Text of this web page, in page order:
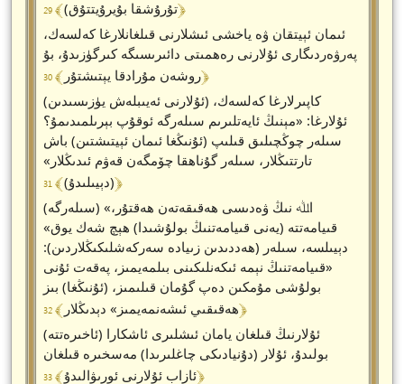
تۇرۇشقا بۇيرۇيتتۇق)﴾ 29 ﴿
ئىمان ئېيتقان ۋە ياخشى ئىشلارنى قىلغانلارغا كەلسەك،
پەرۋەردىگارى ئۇلارنى رەھمىتى دائىرىسىگە كىرگۈزىدۇ، بۇ
روشەن مۇرادقا يېتىشتۇر﴾ 30 ﴿
كاپىرلارغا كەلسەك، (ئۇلارنى ئەيىبلەش يۈزىسىدىن)
ئۇلارغا: «مېنىڭ ئايەتلىرىم سىلەرگە ئوقۇپ بېرىلمىدىمۇ؟
سىلەر چوڭچىلىق قىلىپ (ئۇنىڭغا ئىمان ئېيتىشتىن) باش
تارتتىڭلار، سىلەر گۇناھقا چۆمگەن قەۋم ئىدىڭلار»
(دېيىلىدۇ)﴾ 31 ﴿
(سىلەرگە) «اﷲ نىڭ ۋەدىسى ھەقىقەتەن ھەقتۇر،
قىيامەتتە (يەنى قىيامەتنىڭ بولۇشىدا) ھېچ شەك يوق»
دېيىلسە، سىلەر (ھەددىدىن زىيادە سەركەشلىكىڭلاردىن):
«قىيامەتنىڭ نېمە ئىكەنلىكىنى بىلمەيمىز، پەقەت ئۇنى
بولۇشى مۇمكىن دەپ گۇمان قىلىمىز، (ئۇنىڭغا) بىز
ھەقىقىي ئىشەنمەيمىز» دېدىڭلار﴾ 32 ﴿
(ئاخىرەتتە) ئۇلارنىڭ قىلغان يامان ئىشلىرى ئاشكارا
بولىدۇ، ئۇلار (دۇنيادىكى چاغلىرىدا) مەسخىرە قىلغان
ئازاب ئۇلارنى ئورىۋالىدۇ﴾ 33 ﴿